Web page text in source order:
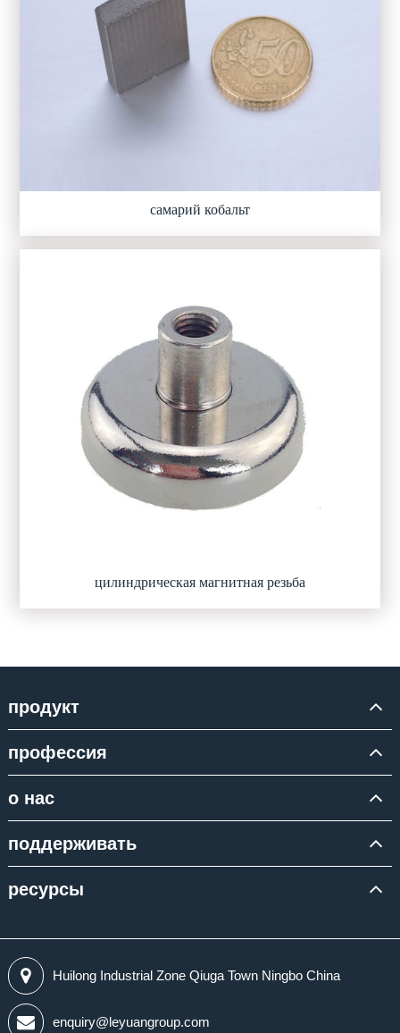
самарий кобальт
цилиндрическая магнитная резьба
продукт
профессия
о нас
поддерживать
ресурсы
Huilong Industrial Zone Qiuga Town Ningbo China
enquiry@leyuangroup.com